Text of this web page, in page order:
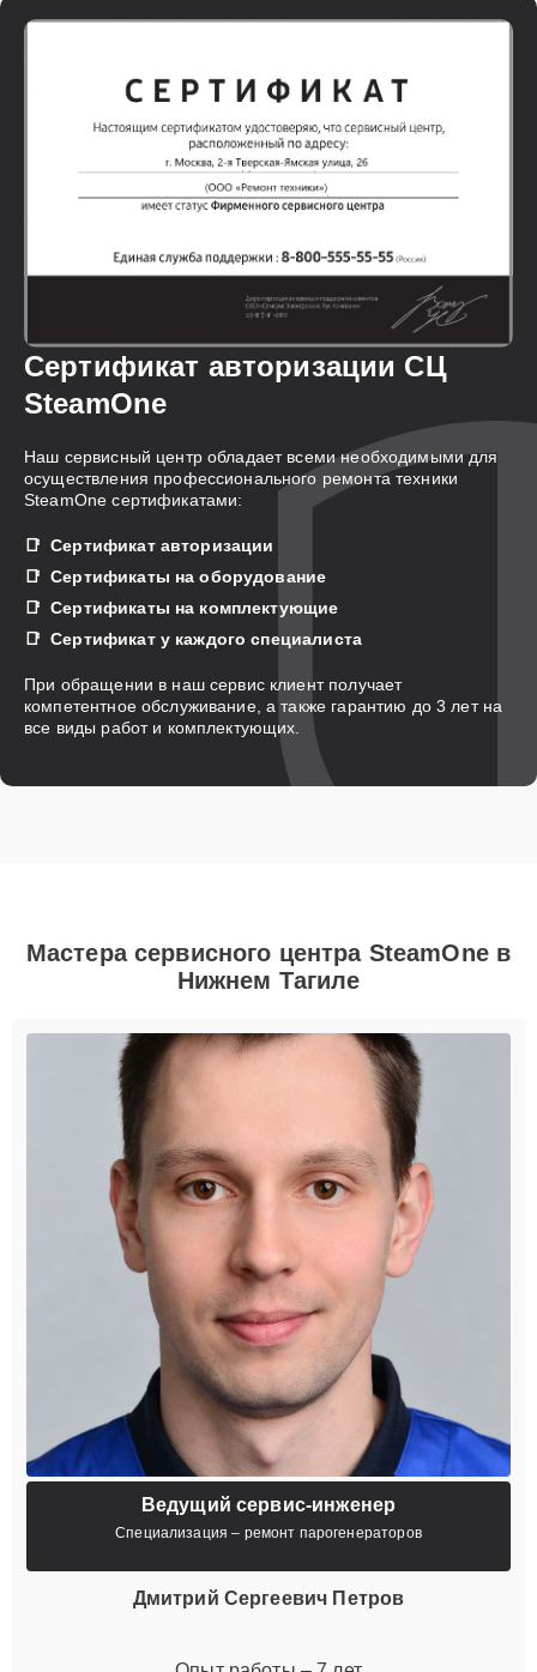
Сертификат авторизации СЦ
SteamOne
Наш сервисный центр обладает всеми необходимыми для
осуществления профессионального ремонта техники
SteamOne сертификатами:
Сертификат авторизации
Сертификаты на оборудование
Сертификаты на комплектующие
Сертификат у каждого специалиста
При обращении в наш сервис клиент получает
компетентное обслуживание, а также гарантию до 3 лет на
все виды работ и комплектующих.
Мастера сервисного центра SteamOne в
Нижнем Тагиле
Ведущий сервис-инженер
Специализация – ремонт парогенераторов
Дмитрий Сергеевич Петров